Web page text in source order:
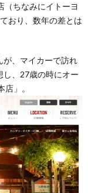
（ちなみにイトーヨ
おり、数年の差とは
が、マイカーで訪れ
し、27歳の時にオー
」。